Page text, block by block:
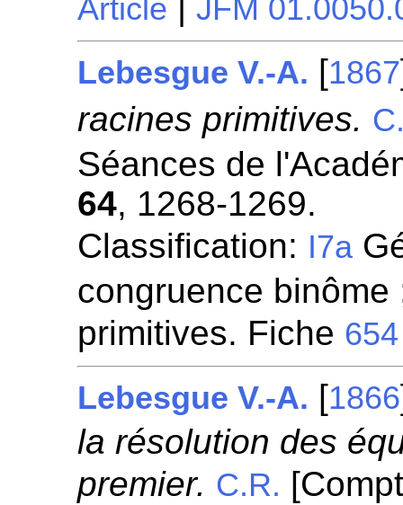
Article
JFM
Lebesgue V.-A. [1867
racines primitives.
Séances de
64, 1268-1269.
Classification: I7a
congruence
primitives. Fiche 654
Lebesgue V.-A. [1866
la résolution des
premier. C.R.